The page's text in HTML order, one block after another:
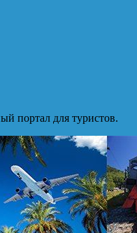
портал для туристов.